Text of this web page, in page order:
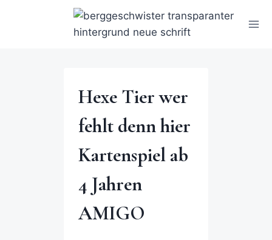
Hexe Tier wer
fehlt denn hier
Kartenspiel ab
4 Jahren
AMIGO